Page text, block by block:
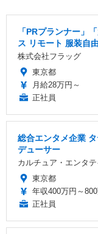
「PRプランナー」
ス リモート 服装自
株式会社フラッグ
東京都
月給28万円～
正社員
総合エンタメ企業
デューサー
カルチュア・エンタ
東京都
年収400万円～
正社員